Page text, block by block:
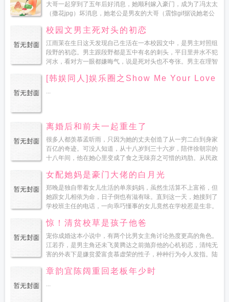
大哥一起穿到了五年后好消息，她顺利嫁入豪门，成为了冯太太
（撒花jpg）坏消息，她老公是男友的大哥（震惊gif据说她老公
校园文男主死对头的初恋
江雨茉在生日这天发现自己生活在一本校园文中，是男主对照组
段野的初恋。男主跟段野都是五中有名的刺头，平日里井水不犯
河水，看对方一眼都嫌晦气，说是死对头也不夸张。男主在理智
们口中苏...
[韩娱同人]娱乐圈之Show Me Your Love
...
离婚后和前夫一起重生了
很多人都羡慕孟听雨，只因为她的丈夫创造了从一穷二白到身家
百亿的奇迹。可没人知道，从十八岁到三十六岁，陪伴徐朝宗的
十八年间，他在她心里变成了食之无味弃之可惜的鸡肋。从民政
车祸将...
女配她妈是豪门大佬的白月光
郑晚是独自带着女儿生活的单亲妈妈，虽然生活算不上富裕，但
她跟女儿相依为命，日子倒也有滋有味。直到这一天，她接到了
学校班主任的电话，一向乖巧懂事的女儿竟然在学校惹是生非。
西装革履...
惊！清贫校草是孩子他爸
宠你成婚这本小说中，有两个比男女主角讨论热度更高的角色。
江若乔，是男主角还未飞黄腾达之前抛弃他的心机初恋，清纯无
害的外表下是嫌贫爱富贪慕虚荣的性子，种种行为令人发指。陆
学...
章韵宜陈阔重回老板年少时
...